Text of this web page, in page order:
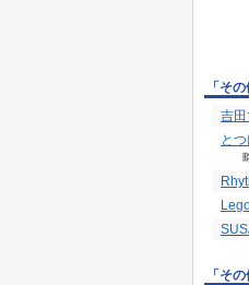
「そ
吉田
と
「そ